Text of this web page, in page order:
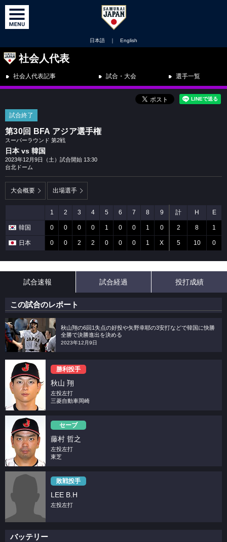
日本語 ｜ English
社会人代表
社会人代表記事 試合・大会 選手一覧
試合終了
第30回 BFA アジア選手権
スーパーラウンド 第2戦
日本 vs 韓国
2023年12月9日（土）試合開始 13:30
台北ドーム
大会概要 出場選手
1 2 3 4 5 6 7 8 9 計 H E
韓国 0 0 0 0 1 0 0 1 0 2 8 1
日本 0 0 2 2 0 0 0 1 X 5 10 0
試合速報 試合経過 投打成績
この試合のレポート
秋山翔の6回1失点の好投や矢野幸耶の3安打などで韓国に快勝
全勝で決勝進出を決める
2023年12月9日
勝利投手
秋山 翔
左投左打
三菱自動車岡崎
セーブ
藤村 哲之
左投左打
東芝
敗戦投手
LEE B.H
左投左打
バッテリー